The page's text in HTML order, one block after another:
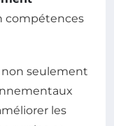
compétences
seulement
les